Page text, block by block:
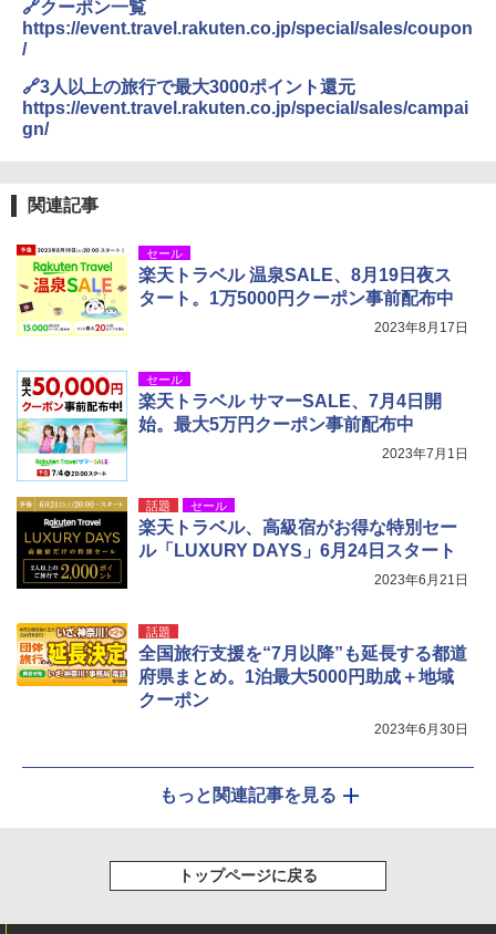
🔗クーポン一覧
https://event.travel.rakuten.co.jp/special/sales/coupon
/
🔗3人以上の旅行で最大3000ポイント還元
https://event.travel.rakuten.co.jp/special/sales/campai
gn/
関連記事
セール
楽天トラベル 温泉SALE、8月19日夜ス
タート。1万5000円クーポン事前配布中
2023年8月17日
セール
楽天トラベル サマーSALE、7月4日開
始。最大5万円クーポン事前配布中
2023年7月1日
話題 セール
楽天トラベル、高級宿がお得な特別セー
ル「LUXURY DAYS」6月24日スタート
2023年6月21日
話題
全国旅行支援を“7月以降”も延長する都道
府県まとめ。1泊最大5000円助成＋地域
クーポン
2023年6月30日
もっと関連記事を見る
トップページに戻る